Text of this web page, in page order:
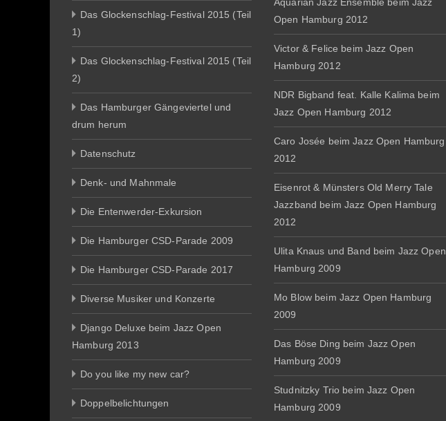
Das Glockenschlag-Festival 2015 (Teil
1)
Das Glockenschlag-Festival 2015 (Teil
2)
Das Hamburger Gängeviertel und
drum herum
Datenschutz
Denk- und Mahnmale
Die Entenwerder-Exkursion
Die Hamburger CSD-Parade 2009
Die Hamburger CSD-Parade 2017
Diverse Musiker und Konzerte
Django Deluxe beim Jazz Open
Hamburg 2013
Do you like my new car?
Doppelbelichtungen
Open Hamburg 2012
Victor & Felice beim Jazz Open
Hamburg 2012
NDR Bigband feat. Kalle Kalima beim
Jazz Open Hamburg 2012
Caro Josée beim Jazz Open Hamburg
2012
Eisenrot & Münsters Old Merry Tale
Jazzband beim Jazz Open Hamburg
2012
Ulita Knaus und Band beim Jazz Open
Hamburg 2009
Mo Blow beim Jazz Open Hamburg
2009
Das Böse Ding beim Jazz Open
Hamburg 2009
Studnitzky Trio beim Jazz Open
Hamburg 2009